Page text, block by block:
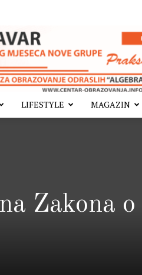
LIFESTYLE MAGAZIN
Zakona o